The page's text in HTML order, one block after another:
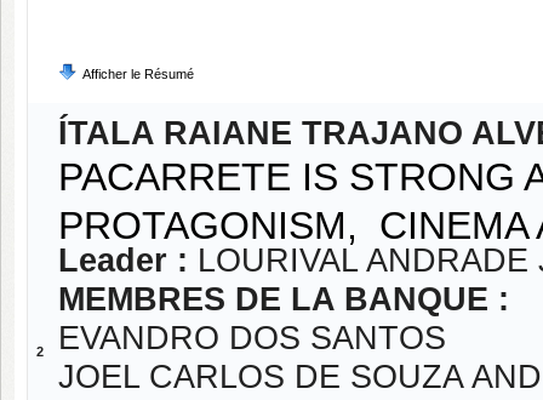
Afficher le Résumé
2
ÍTALA RAIANE TRAJANO
PACARRETE IS STRONG
PROTAGONISM,
Leader : LOURIVAL ANDRADE
MEMBRES DE LA BANQUE :
EVANDRO DOS SANTOS
JOEL CARLOS DE SOUZA